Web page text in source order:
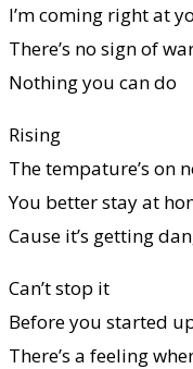
I’m coming right at
There’s no sign of
Nothing you can do
Rising
The tempature’s on
You better stay at
Cause it’s getting
Can’t stop it
Before you started
There’s a feeling